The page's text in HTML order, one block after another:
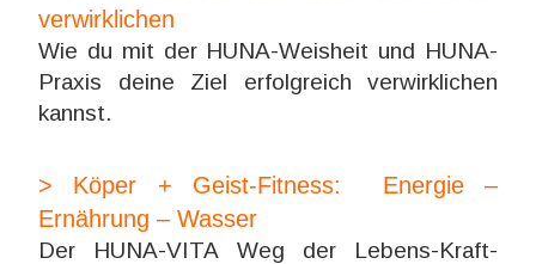
verwirklichen
Wie du mit der HUNA-Weisheit und HUNA-
Praxis deine Ziel erfolgreich verwirklichen
kannst.
> Köper + Geist-Fitness: Energie –
Ernährung – Wasser
Der HUNA-VITA Weg der Lebens-Kraft-